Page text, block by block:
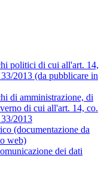
politici di cui all'art. 14,
2013 (da pubblicare in
di amministrazione, di
di cui all'art. 14, co.
2013
(documentazione da
web)
dei dati